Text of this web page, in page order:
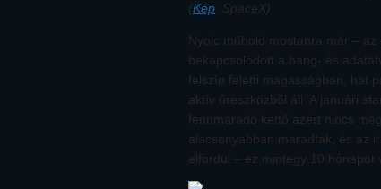
(Kép: SpaceX)
Nyolc műhold mostanra már –
bekapcsolódott a hang- és
felszín feletti magasságban, hat
aktív űreszközből áll. A januári
fennmaradó kettő azért nincs
alacsonyabban maradtak, és az
elfordul – ez mintegy 10 hónapot